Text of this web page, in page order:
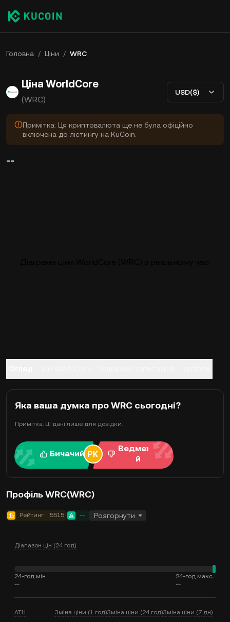
Головна / Ціни / WRC
Ціна WorldCore
(WRC)
USD($)
Примітка: Ця криптовалюта ще не була офіційно
включена до лістингу на KuCoin.
--
Яка ваша думка про WRC сьогодні?
Примітка. Ці дані лише для довідки.
Бичачий
Ведмежи
й
Профіль WRC(WRC)
Рейтинг 5515 -- Розгорнути
Діапазон цін (24 год)
24-год мін.
--
24-год макс.
--
ATH Зміна ціни (1 год)Зміна ціни (24 год)Зміна ціни (7 дн)